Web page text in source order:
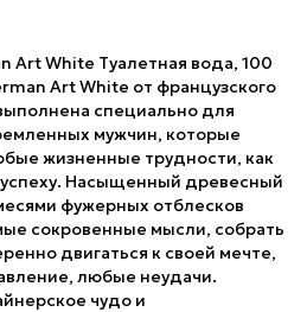
Art White Туалетная вода, 100
Art White от французского
специально для
мужчин, которые
жизненные трудности, как
Насыщенный древесный
фужерных отблесков
сокровенные мысли, собрать
двигаться к своей мечте,
любые неудачи.
чудо и